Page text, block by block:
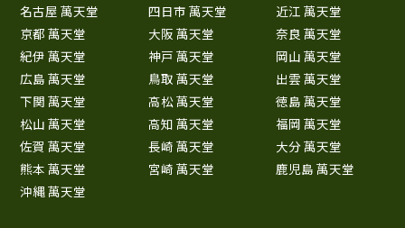
名古屋 萬天堂
四日市 萬天堂
近江 萬天堂
京都 萬天堂
大阪 萬天堂
奈良 萬天堂
紀伊 萬天堂
神戸 萬天堂
岡山 萬天堂
広島 萬天堂
鳥取 萬天堂
出雲 萬天堂
下関 萬天堂
高松 萬天堂
徳島 萬天堂
松山 萬天堂
高知 萬天堂
福岡 萬天堂
佐賀 萬天堂
長崎 萬天堂
大分 萬天堂
熊本 萬天堂
宮崎 萬天堂
鹿児島 萬天堂
沖縄 萬天堂